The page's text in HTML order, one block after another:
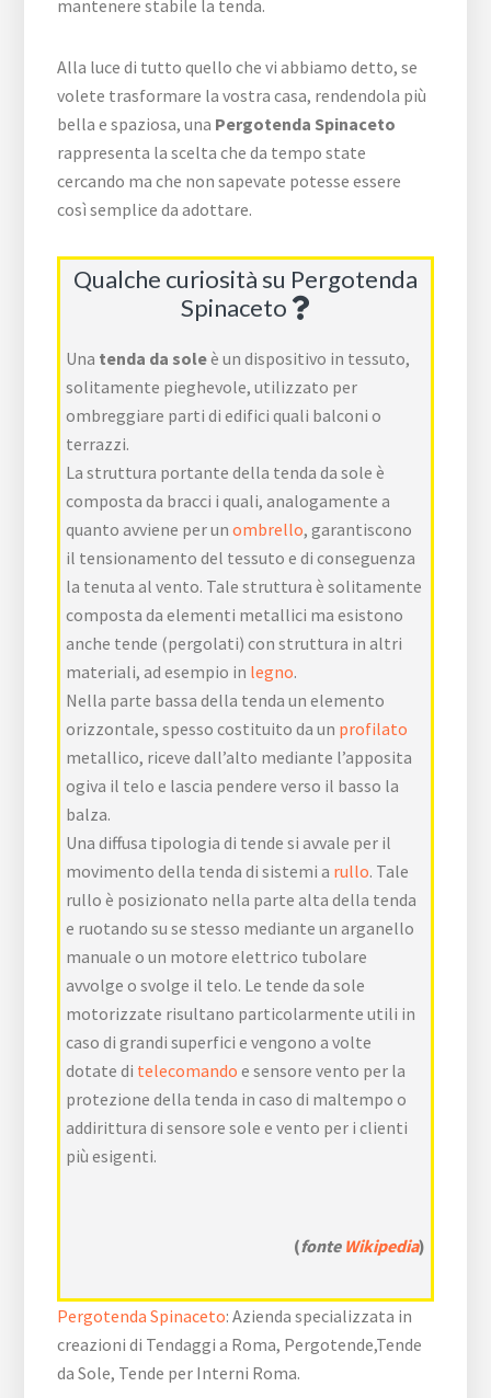
mantenere stabile la tenda.
Alla luce di tutto quello che vi abbiamo detto, se
volete trasformare la vostra casa, rendendola più
bella e spaziosa, una Pergotenda Spinaceto
rappresenta la scelta che da tempo state
cercando ma che non sapevate potesse essere
così semplice da adottare.
Qualche curiosità su Pergotenda
Spinaceto
Una tenda da soleè un dispositivo in tessuto,
solitamente pieghevole, utilizzato per
ombreggiare parti di edifici quali balconi o
terrazzi.
La struttura portante della tenda da sole è
composta da bracci i quali, analogamente a
quanto avviene per unombrello, garantiscono
il tensionamento del tessuto e di conseguenza
la tenuta al vento. Tale struttura è solitamente
composta da elementi metallici ma esistono
anche tende (pergolati) con struttura in altri
materiali, ad esempio in legno.
Nella parte bassa della tenda un elemento
orizzontale, spesso costituito da un profilato
metallico, riceve dall’alto mediante l’apposita
ogiva il telo e lascia pendere verso il basso la
balza.
Una diffusa tipologia di tende si avvale per il
movimento della tenda di sistemi a rullo. Tale
rullo è posizionato nella parte alta della tenda
e ruotando su se stesso mediante un arganello
manuale o un motore elettrico tubolare
avvolge o svolge il telo. Le tende da sole
motorizzate risultano particolarmente utili in
caso di grandi superfici e vengono a volte
dotate di telecomando e sensore vento per la
protezione della tenda in caso di maltempo o
addirittura di sensore sole e vento per i clienti
più esigenti.
(fonte Wikipedia)
Pergotenda Spinaceto: Azienda specializzata in
creazioni di Tendaggi a Roma, Pergotende,Tende
da Sole, Tende per Interni Roma.